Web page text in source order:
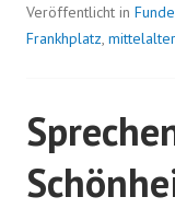
FREUD,
DES
–
KERAMIK
VOM
Veröffentlicht in Funde
Frankhplatz,